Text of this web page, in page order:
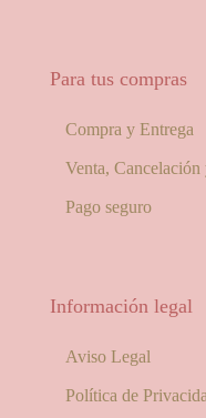
Para tus compras
Compra y Entrega
Venta,
Pago seguro
Información legal
Aviso Legal
Política de